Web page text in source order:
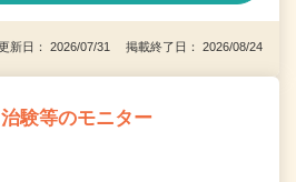
新日： 2026/07/31 掲載終了日： 2026/08/24
験等のモニター